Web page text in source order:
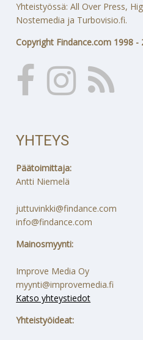
Yhteistyössä: All Over Press,
Nostemedia ja Turbovisio.fi.
Copyright Findance.com 1998 -
YHTEYS
Päätoimittaja:
Antti Niemelä
juttuvinkki@findance.com
info@findance.com
Mainosmyynti:
Improve Media Oy
myynti@improvemedia.fi
Katso yhteystiedot
Yhteistyöideat: